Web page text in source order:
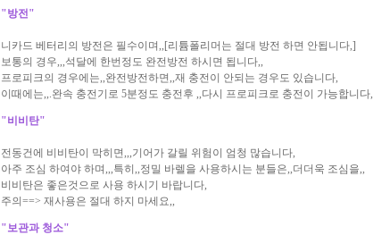
"방전"
니카드 베터리의 방전은 필수이며,,[리튬폴리머는 절대 방전 하면 안됩니다,]
보통의 경우,,,석달에 한번정도 완전방전 하시면 됩니다,,
프로피크의 경우에는,,완전방전하면,,재 충전이 안되는 경우도 있습니다,
이때에는,,.완속 충전기로 5분정도 충전후 ,,다시 프로피크로 충전이 가능합니다,
"비비탄"
전동건에 비비탄이 막히면,,,기어가 갈릴 위험이 엄청 많습니다,
아주 조심 하여야 하며,,,특히,,정밀 바렐을 사용하시는 분들은,,더더욱 조심을,,
비비탄은 좋은것으로 사용 하시기 바랍니다,
주의==> 재사용은 절대 하지 마세요,,
"보관과 청소"